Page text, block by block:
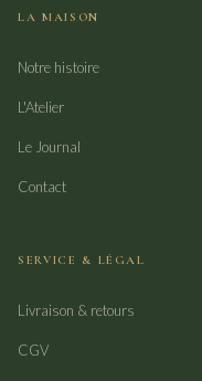
LA MAISON
Notre histoire
L'Atelier
Le Journal
Contact
SERVICE & LÉGAL
Livraison & retours
CGV